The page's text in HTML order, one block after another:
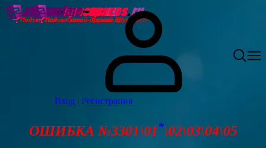
Вход | Регистрация
ОШИБКА №3301\01*\02\03\04\05